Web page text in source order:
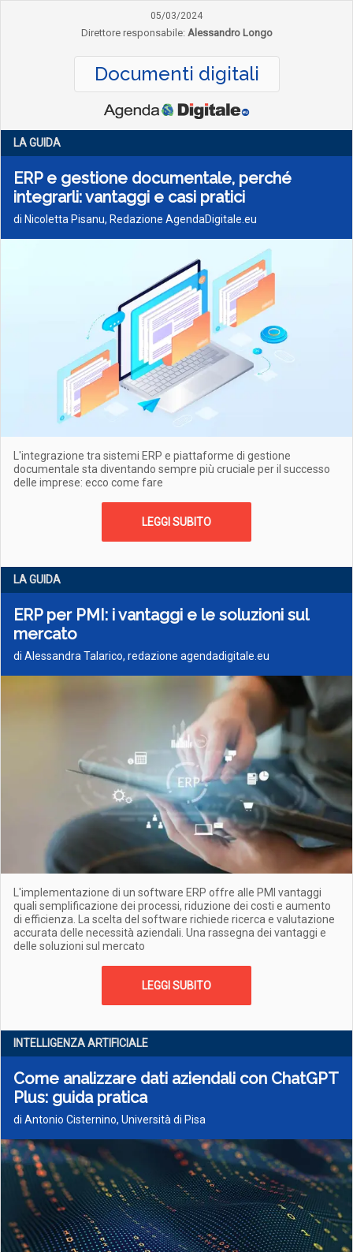
05/03/2024
Direttore responsabile: Alessandro Longo
Documenti digitali
LA GUIDA
ERP e gestione documentale, perché
integrarli: vantaggi e casi pratici
di Nicoletta Pisanu, Redazione AgendaDigitale.eu
L'integrazione tra sistemi ERP e piattaforme di gestione
documentale sta diventando sempre più cruciale per il successo
delle imprese: ecco come fare
LEGGI SUBITO
LA GUIDA
ERP per PMI: i vantaggi e le soluzioni sul
mercato
di Alessandra Talarico, redazione agendadigitale.eu
L'implementazione di un software ERP offre alle PMI vantaggi
quali semplificazione dei processi, riduzione dei costi e aumento
di efficienza. La scelta del software richiede ricerca e valutazione
accurata delle necessità aziendali. Una rassegna dei vantaggi e
delle soluzioni sul mercato
LEGGI SUBITO
INTELLIGENZA ARTIFICIALE
Come analizzare dati aziendali con ChatGPT
Plus: guida pratica
di Antonio Cisternino, Università di Pisa